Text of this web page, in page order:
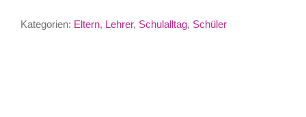
Kategorien: Eltern, Lehrer, Schulalltag, Schüler